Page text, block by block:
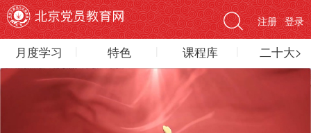
登录
注册
月度学习 特色 课程库 二十大>